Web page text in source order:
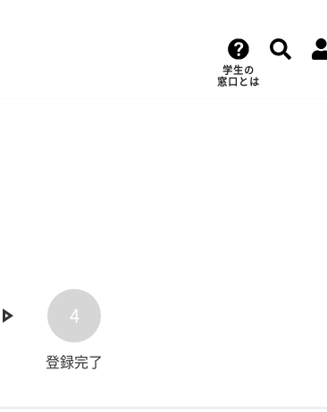
学生の
窓口とは
4
登録完了